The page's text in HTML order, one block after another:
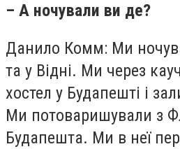
– А ночували ви де?
Данило Комм: Ми
та у Відні. Ми через
хостел у Будапешті і
Ми потоваришували з
Будапешта. Ми в неї